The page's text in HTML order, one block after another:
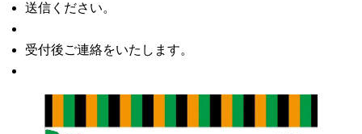
送信ください。
受付後ご連絡をいたします。